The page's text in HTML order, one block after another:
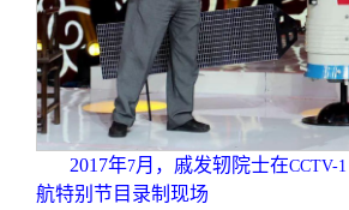
2017年7月，戚发轫院士在CCTV-1
航特别节目录制现场